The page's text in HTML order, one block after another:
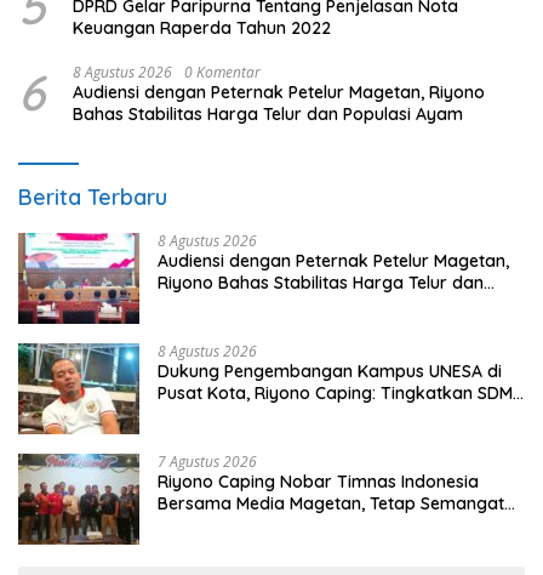
DPRD Gelar Paripurna Tentang Penjelasan Nota
Keuangan Raperda Tahun 2022
6 8 Agustus 2026 0 Komentar
Audiensi dengan Peternak Petelur Magetan, Riyono
Bahas Stabilitas Harga Telur dan Populasi Ayam
Berita Terbaru
8 Agustus 2026
Audiensi dengan Peternak Petelur Magetan,
Riyono Bahas Stabilitas Harga Telur dan
8 Agustus 2026
Dukung Pengembangan Kampus UNESA di
Pusat Kota, Riyono Caping: Tingkatkan SDM
7 Agustus 2026
Riyono Caping Nobar Timnas Indonesia
Bersama Media Magetan, Tetap Semangat